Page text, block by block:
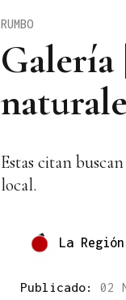
Galería
RUMBO
Estas citan
local.
La Región
Publicado: 02